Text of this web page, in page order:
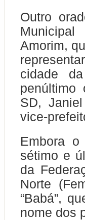
Outro
Amorim,
cidade
penúltimo
SD,
vice-
Embora
sétimo e
da
Norte
“Babá”,
nome dos